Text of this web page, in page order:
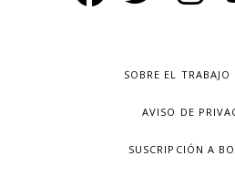
SOBRE EL TRABAJO
AVISO DE
SUSCRIPCIÓN A